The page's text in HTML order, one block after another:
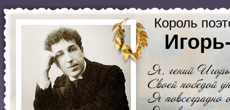
Король